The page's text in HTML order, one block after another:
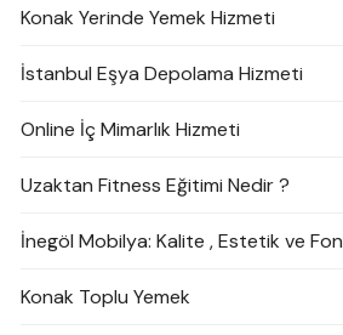
Konak Yerinde Yemek Hizmeti
İstanbul Eşya Depolama Hizmeti
Online İç Mimarlık Hizmeti
Uzaktan Fitness Eğitimi Nedir ?
İnegöl Mobilya: Kalite , Estetik ve
Konak Toplu Yemek